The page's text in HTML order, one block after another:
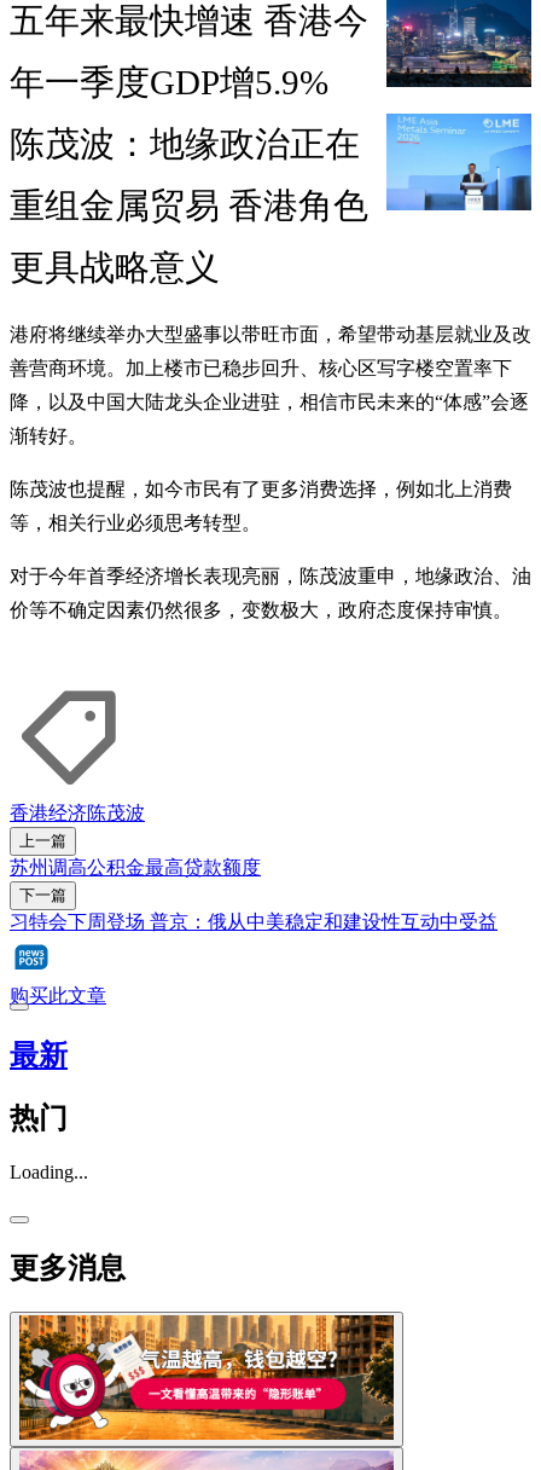
五年来最快增速 香港今
年一季度GDP增5.9%
陈茂波：地缘政治正在
重组金属贸易 香港角色
更具战略意义
港府将继续举办大型盛事以带旺市面，希望带动基层就业及改
善营商环境。加上楼市已稳步回升、核心区写字楼空置率下
降，以及中国大陆龙头企业进驻，相信市民未来的“体感”会逐
渐转好。
陈茂波也提醒，如今市民有了更多消费选择，例如北上消费
等，相关行业必须思考转型。
对于今年首季经济增长表现亮丽，陈茂波重申，地缘政治、油
价等不确定因素仍然很多，变数极大，政府态度保持审慎。
香港经济陈茂波
上一篇
苏州调高公积金最高贷款额度
下一篇
习特会下周登场 普京：俄从中美稳定和建设性互动中受益
购买此文章
最新
热门
Loading...
更多消息